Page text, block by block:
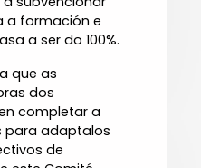
a formación e
a ser do 100%.
que as
dos
completar a
para adaptalos
de